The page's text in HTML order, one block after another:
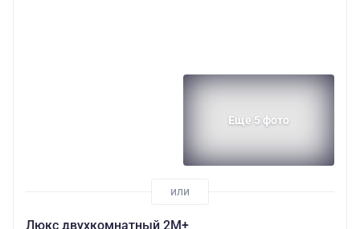
Еще 5 фото
Люкс двухкомнатный 2М+